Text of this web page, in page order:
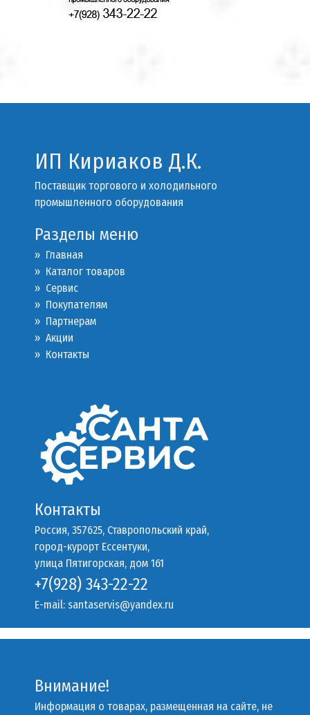
ИП Кириаков Д.К.
Поставщик торгового и холодильного
промышленного оборудования
Разделы меню
» Главная
» Каталог товаров
» Сервис
» Покупателям
» Партнерам
» Акции
» Контакты
Контакты
Россия, 357625, Ставропольский край,
город-курорт Ессентуки,
улица Пятигорская, дом 161
+7(928) 343-22-22
E-mail: santaservis@yandex.ru
Внимание!
Информация о товарах, размещенная на сайте, не